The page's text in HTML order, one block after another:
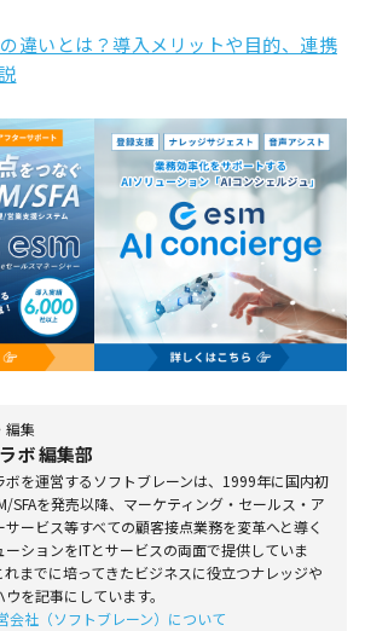
違いとは？導入メリットや目的、連携
編集
ボ 編集部
ボを運営するソフトブレーンは、1999年に国内初
SFAを発売以降、マーケティング・セールス・ア
サービス等すべての顧客接点業務を変革へと導く
ーションをITとサービスの両面で提供していま
れまでに培ってきたビジネスに役立つナレッジや
ウを記事にしています。
会社（ソフトブレーン）について